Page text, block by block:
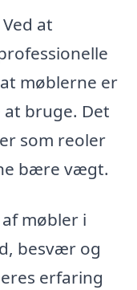
at
møblerne er
bruge. Det
som reoler
bære vægt.
møbler i
besvær og
erfaring